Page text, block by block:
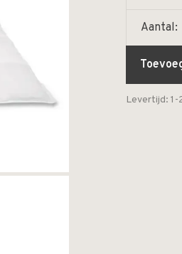
Aantal:
Levertijd: 1-